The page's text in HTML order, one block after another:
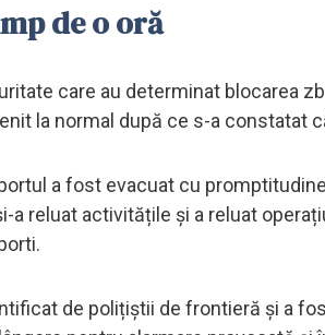
de o oră
care au determinat blocarea
la normal după ce s-a constatat
a fost evacuat cu
reluat activitățile și a reluat
de polițiștii de frontieră și a